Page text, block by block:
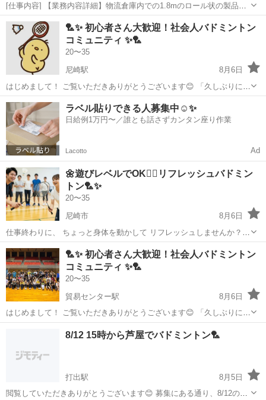
[仕事内容] 【業務内容詳細】物流倉庫内での1.8mのロール状の製品を
加工・フォークリフトリフト(カウンター・リーチ)でのピッキング出荷
作業【取扱製品情報】インテリア製品床材、 カーペット、 壁紙、 カ
ーテン 。＋お仕事探...
兵庫 伊丹市 工場
🏸✨ 初心者さん大歓迎！社会人バドミントン
コミュニティ ✨🏸
20〜35
尼崎駅
8月6日
はじめまして！ ご覧いただきありがとうございます😊 「久しぶりに体
を動かしたいな〜🤔」 「ガチすぎないスポーツがいいな✨」 そんな方
にぴったりの、ゆるく楽しめる社会人バドミントンコミュニティです
😊 🔸活動時間：2時間 ⏰...
兵庫 尼崎市 尼崎駅 バドミントン コミュニティ
ラベル貼りできる人募集中☺️✨
日給例1万円〜／誰とも話さずカンタン座り作業
Lacotto Ad
🌼遊びレベルでOK🙆‍♀️リフレッシュバドミン
トン🏸✨
20〜35
尼崎市
8月6日
仕事終わりに、 ちょっと身体を動かして リフレッシュしませんか？😊
初心者・経験者どちらも大歓迎！ 勝ち負けよりも「楽しい！」を 大切
にしているバドミントンです🏸 ✔ 運動不足を解消したい ✔ 新しい仲
間と出会いたい ✔...
兵庫 尼崎市 バドミントン
🏸✨ 初心者さん大歓迎！社会人バドミントン
コミュニティ ✨🏸
20〜35
貿易センター駅
8月6日
はじめまして！ ご覧いただきありがとうございます😊 「久しぶりに体
を動かしたいな〜🤔」 「ガチすぎないスポーツがいいな✨」 そんな方
にぴったりの、ゆるく楽しめる社会人バドミントンコミュニティです
貿易センター駅 バドミントン
8/12 15時から芦屋でバドミントン🏸
打出駅
8月5日
閲覧していただきありがとうございます😊 募集にある通り、8/12の15